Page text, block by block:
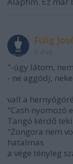
Fülig
"-úgy látom,
- ne aggódj,
vall a
"Cash nyomozó
Tangó kérdő
"Zongora nem
hatalmas
a vége tényleg